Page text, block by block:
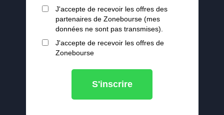
J'accepte de recevoir les offres des
partenaires de Zonebourse (mes
données ne sont pas transmises).
J'accepte de recevoir les offres de
Zonebourse
S'inscrire